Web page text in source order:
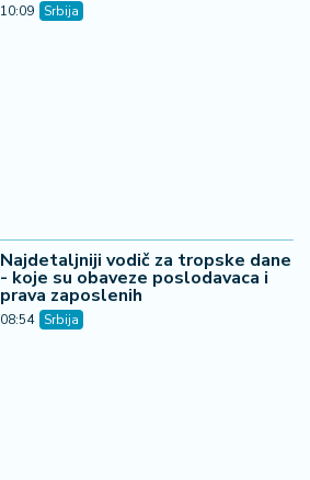
10:09 Srbija
Najdetaljniji vodič za tropske dane
- koje su obaveze poslodavaca i
prava zaposlenih
08:54 Srbija